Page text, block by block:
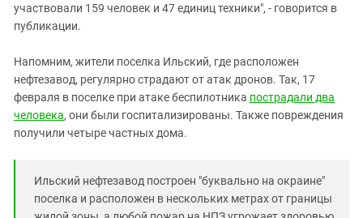
участвовали 159 человек и 47 единиц техники", - говорится в
публикации.
Напомним, жители поселка Ильский, где расположен
нефтезавод, регулярно страдают от атак дронов. Так, 17
февраля в поселке при атаке беспилотника пострадали два
человека, они были госпитализированы. Также повреждения
получили четыре частных дома.
Ильский нефтезавод построен "буквально на окраине"
поселка и расположен в нескольких метрах от границы